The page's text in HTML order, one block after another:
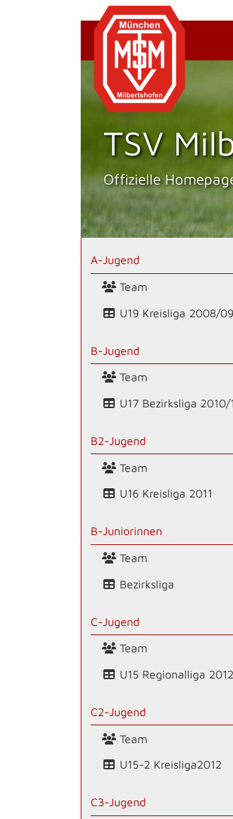
TSV
Offizielle
A-Jugend
Team
U19 Kreisliga 2008/09
B-Jugend
Team
U17 Bezirksliga 2010/
B2-Jugend
Team
U16 Kreisliga 2011
B-Juniorinnen
Team
Bezirksliga
C-Jugend
Team
U15 Regionalliga 2012
C2-Jugend
Team
U15-2 Kreisliga2012
C3-Jugend